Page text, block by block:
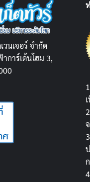
นเจอร์ จำกัด
การ์เด้นโฮม 3,